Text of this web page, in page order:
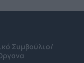
Συμβούλιο/